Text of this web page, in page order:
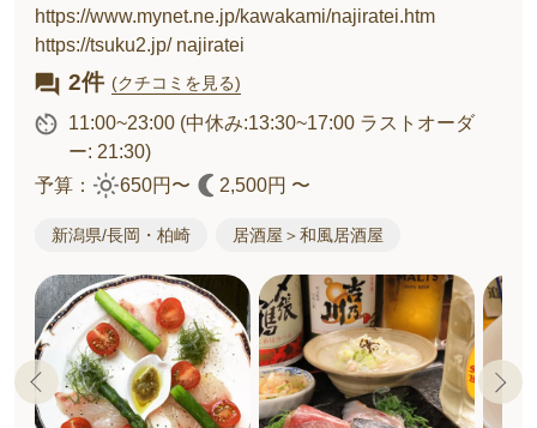
https://www.mynet.ne.jp/kawakami/najiratei.htm
https://tsuku2.jp/ najiratei
2件 (クチコミを見る)
11:00~23:00 (中休み:13:30~17:00 ラストオーダ
ー: 21:30)
予算：
650円〜 2,500円 〜
新潟県/長岡・柏崎 居酒屋＞和風居酒屋